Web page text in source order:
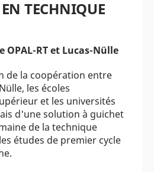
EN TECHNIQUE
OPAL-RT et Lucas-Nülle
de la coopération entre
les écoles
et les universités
d'une solution à guichet
de la technique
études de premier cycle